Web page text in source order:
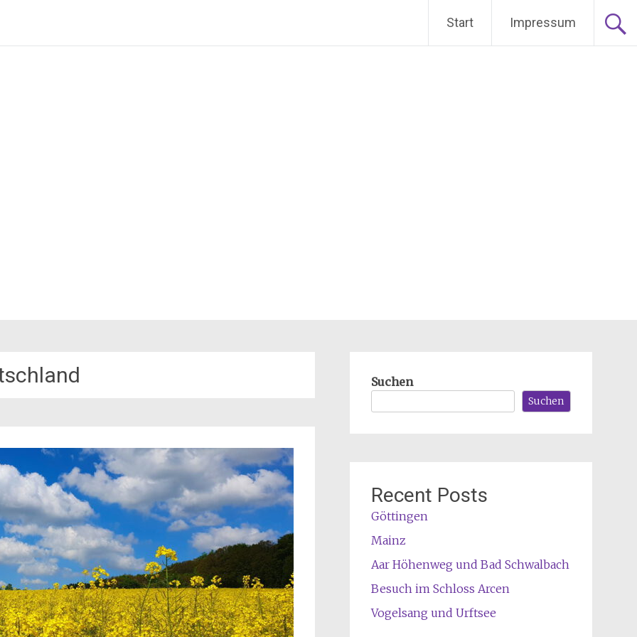
Start Impressum
Suchen
Suchen
Recent Posts
Göttingen
Mainz
Aar Höhenweg und Bad Schwalbach
Besuch im Schloss Arcen
Vogelsang und Urftsee